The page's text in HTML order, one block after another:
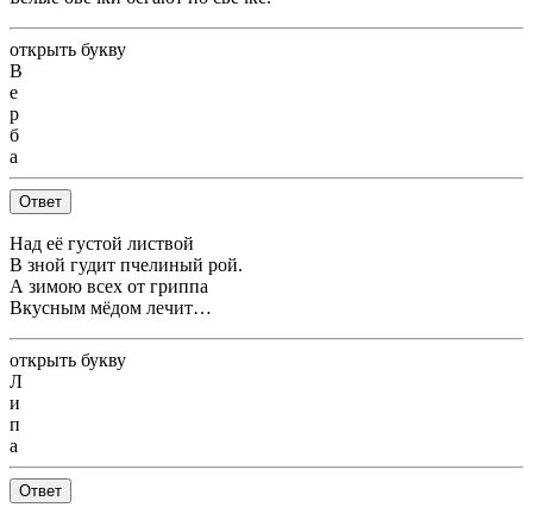
открыть букву
В
е
р
б
а
Ответ
Над её густой листвой
В зной гудит пчелиный рой.
А зимою всех от гриппа
Вкусным мёдом лечит…
открыть букву
Л
и
п
а
Ответ